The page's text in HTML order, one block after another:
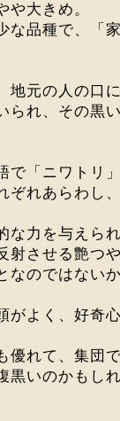
や大きめ。
な品種で、「
地元の人の口
られ、その黒
で「ニワトリ
ぞれあらわし
な力を与えら
射させる艶つ
なのではない
がよく、好奇
優れて、集団
黒いのかもし